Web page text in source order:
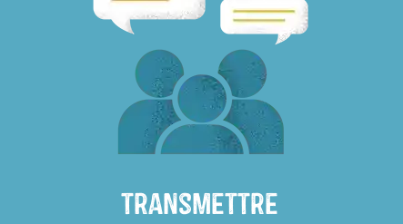
transmettre